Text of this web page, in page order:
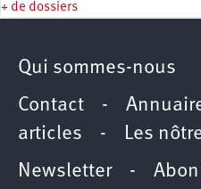
+ de dossiers
Qui sommes-nous
Contact -
articles - Les
Newsletter-